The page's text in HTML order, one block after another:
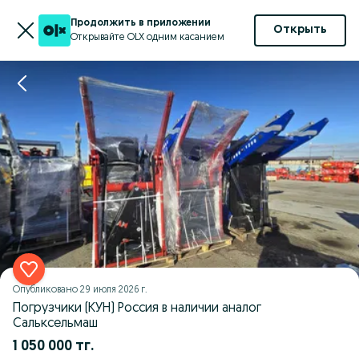
Продолжить в приложении
Открывайте OLX одним касанием
Открыть
Опубликовано 29 июля 2026 г.
Погрузчики (КУН) Россия в наличии аналог
Сальксельмаш
1 050 000 тг.